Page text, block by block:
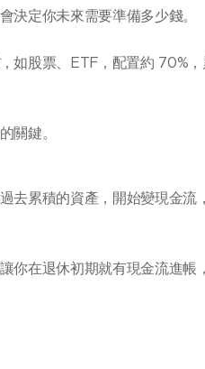
定你未來需要準備多少錢。
，如股票、ETF，配置約 70%，
關鍵。
去累積的資產，開始變現金流
你在退休初期就有現金流進帳